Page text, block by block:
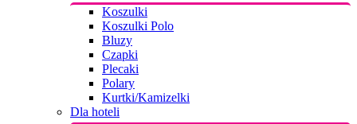
Koszulki
Koszulki Polo
Bluzy
Czapki
Plecaki
Polary
Kurtki/Kamizelki
Dla hoteli